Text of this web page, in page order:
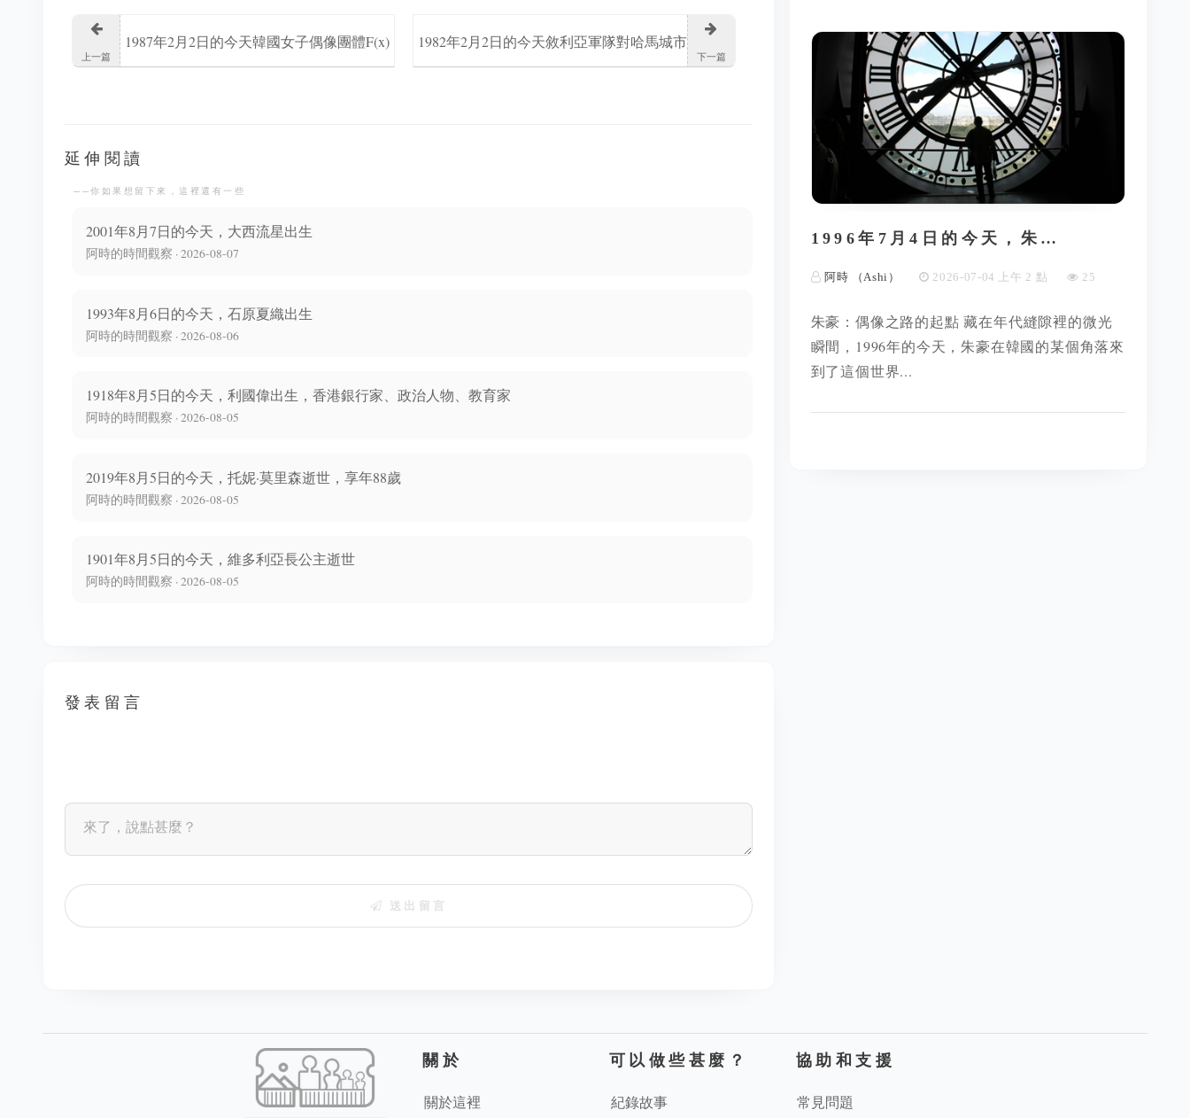
上一篇
1987年2月2日的今天韓國女子偶像團體F(x)
下一篇
1982年2月2日的今天敘利亞軍隊對哈馬城市
延伸閱讀
──你如果想留下來，這裡還有一些
2001年8月7日的今天，大西流星出生
阿時的時間觀察 · 2026-08-07
1993年8月6日的今天，石原夏織出生
阿時的時間觀察 · 2026-08-06
1918年8月5日的今天，利國偉出生，香港銀行家、政治人物、教育家
阿時的時間觀察 · 2026-08-05
2019年8月5日的今天，托妮·莫里森逝世，享年88歲
阿時的時間觀察 · 2026-08-05
1901年8月5日的今天，維多利亞長公主逝世
阿時的時間觀察 · 2026-08-05
發表留言
送出留言
1996年7月4日的今天，朱…
阿時 （Ashi） 2026-07-04 上午 2 點 25
朱豪：偶像之路的起點 藏在年代縫隙裡的微光
瞬間，1996年的今天，朱豪在韓國的某個角落來
到了這個世界...
關於
關於這裡
可以做些甚麼？
紀錄故事
協助和支援
常見問題